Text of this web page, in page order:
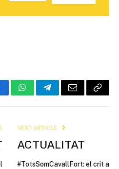
WhatsAppTelegramEmail Copy
NEXT ARTICLE
ACTUALITAT
#TotsSomCavallFort: el crit a